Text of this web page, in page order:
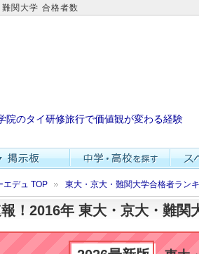
関大学 合格者数
院のタイ研修旅行で価値観が変わる経験
エデュ TOP 東大・京大・難関大学合格者ラン
！2016年 東大・京大・難関